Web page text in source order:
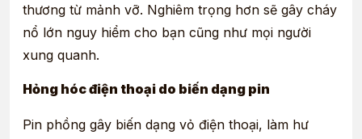
thương từ mảnh vỡ. Nghiêm trọng hơn sẽ gây cháy
nổ lớn nguy hiểm cho bạn cũng như mọi người
xung quanh.
Hỏng hóc điện thoại do biến dạng pin
Pin phồng gây biến dạng vỏ điện thoại, làm hư